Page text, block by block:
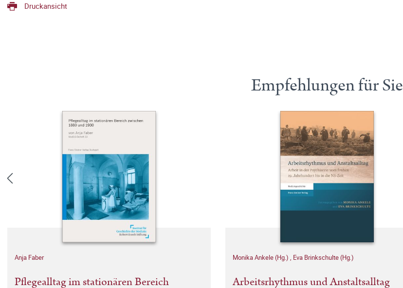
Druckansicht
Empfehlungen für Sie
Anja Faber
Pflegealltag im stationären Bereich
Monika Ankele (Hg.) Eva Brinkschulte (Hg.)
Arbeitsrhythmus und Anstaltsalltag